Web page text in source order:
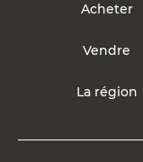
Acheter
Vendre
La région